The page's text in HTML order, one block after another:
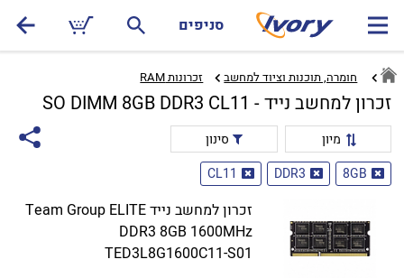
סניפים
חומרה, תוכנות וציוד למחשב זכרונות RAM‏
זכרון למחשב נייד - SO DIMM 8GB DDR3 CL11
מיון
סינון
8GB
DDR3
CL11
זכרון למחשב נייד Team Group ELITE
DDR3 8GB 1600MHz
TED3L8G1600C11-S01